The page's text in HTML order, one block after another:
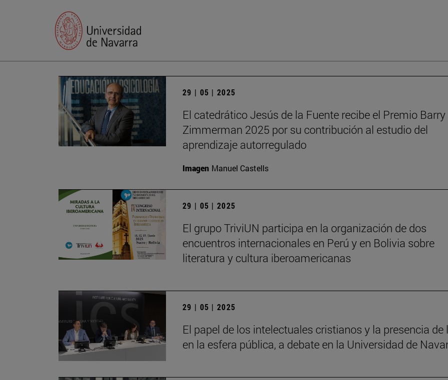
29 | 05 | 2025
El catedrático Jesús de la Fuente recibe el Premio
Zimmerman 2025 por su contribución al estudio del
aprendizaje autorregulado
Imagen Manuel Castells
29 | 05 | 2025
El grupo TriviUN participa en la organización de dos
encuentros internacionales en Perú y en Bolivia sobre
literatura y cultura iberoamericanas
29 | 05 | 2025
El papel de los intelectuales cristianos y la presencia de
en la esfera pública, a debate en la Universidad de